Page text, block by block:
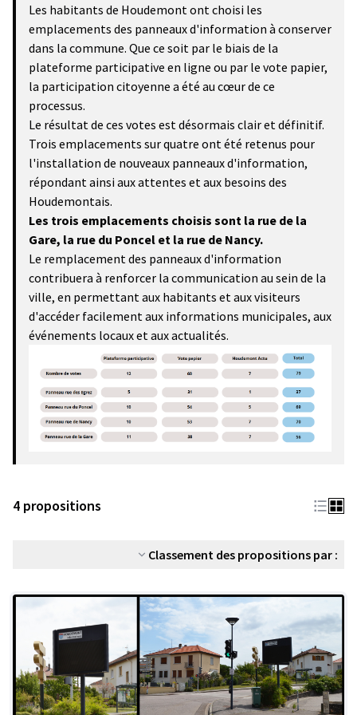
Les habitants de Houdemont ont choisi les
emplacements des panneaux d'information à conserver
dans la commune. Que ce soit par le biais de la
plateforme participative en ligne ou par le vote papier,
la participation citoyenne a été au cœur de ce
processus.
Le résultat de ces votes est désormais clair et définitif.
Trois emplacements sur quatre ont été retenus pour
l'installation de nouveaux panneaux d'information,
répondant ainsi aux attentes et aux besoins des
Houdemontais.
Les trois emplacements choisis sont la rue de la
Gare, la rue du Poncel et la rue de Nancy.
Le remplacement des panneaux d'information
contribuera à renforcer la communication au sein de la
ville, en permettant aux habitants et aux visiteurs
d'accéder facilement aux informations municipales, aux
événements locaux et aux actualités.
4 propositions
Classement des propositions par :